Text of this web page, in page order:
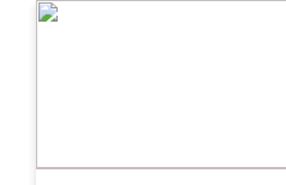
Bandi